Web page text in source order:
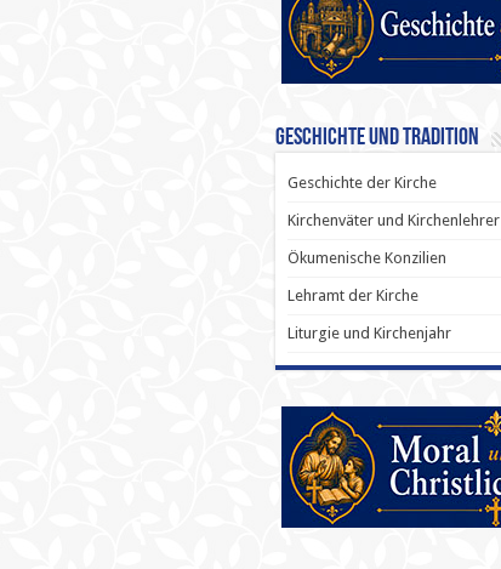
Geschichte und Tradition
Geschichte der Kirche
Kirchenväter und Kirchenlehrer
Ökumenische Konzilien
Lehramt der Kirche
Liturgie und Kirchenjahr